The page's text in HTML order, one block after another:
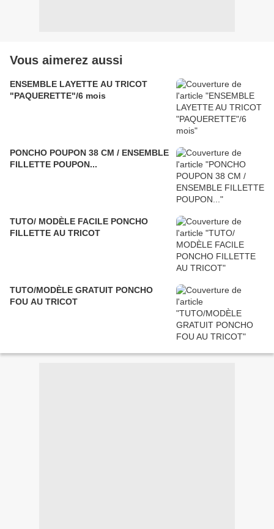
Vous aimerez aussi
ENSEMBLE LAYETTE AU TRICOT
"PAQUERETTE"/6 mois
PONCHO POUPON 38 CM / ENSEMBLE
FILLETTE POUPON...
TUTO/ MODÈLE FACILE PONCHO
FILLETTE AU TRICOT
TUTO/MODÈLE GRATUIT PONCHO
FOU AU TRICOT